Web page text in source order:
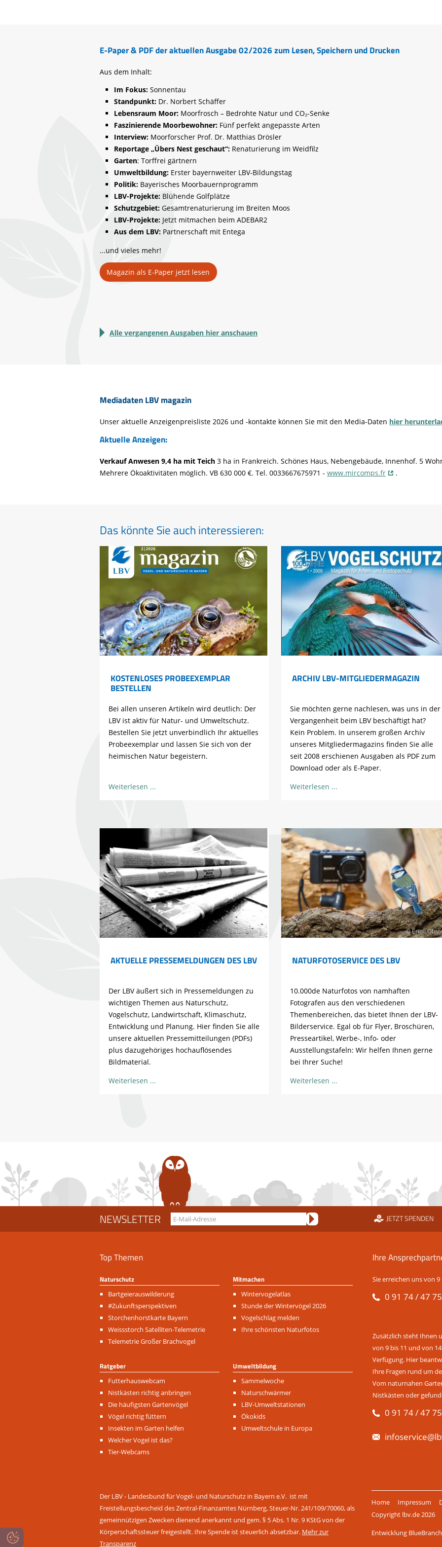
Moorschutz ist Klimaschutz
Jagd in Bayern
Landwirtschaft
Sichere Stromleitungen
Gobibär
E-Paper & PDF der aktuellen Ausgabe 02/2026 zum Lesen, Speichern und Drucken
Aus dem Inhalt:
Im Fokus: Sonnentau
Standpunkt:Dr. Norbert Schäffer
Lebensraum Moor: Moorfrosch – Bedrohte Natur und CO₂-Senke
Faszinierende Moorbewohner: Fünf perfekt angepasste Arten
Interview:Moorforscher Prof. Dr. Matthias Drösler
Reportage „Übers Nest geschaut“: Renaturierung im Weidfilz
Garten: Torffrei gärtnern
Umweltbildung: Erster bayernweiter LBV-Bildungstag
Politik: Bayerisches Moorbauernprogramm
LBV-Projekte: Blühende Golfplätze
Schutzgebiet: Gesamtrenaturierung im Breiten Moos
LBV-Projekte:Jetzt mitmachen beim ADEBAR2
Aus dem LBV:Partnerschaft mit Entega
...und vieles mehr!
Magazin als E-Paper jetzt lesen
Alle vergangenen Ausgaben hier anschauen
Mediadaten LBV magazin
Unser aktuelle Anzeigenpreisliste 2026 und -kontakte können Sie mit den Media-Daten hier
Aktuelle Anzeigen:
Verkauf Anwesen 9,4 ha mit Teich 3 ha in Frankreich. Schönes Haus, Nebengebäude, Innenhof. 5
Mehrere Ökoaktivitäten möglich. VB 630 000 €. Tel. 0033667675971 - www.mircomps.fr .
Das könnte Sie auch interessieren:
KOSTENLOSES PROBEEXEMPLAR
BESTELLEN
Bei allen unseren Artikeln wird deutlich: Der
LBV ist aktiv für Natur- und Umweltschutz.
Bestellen Sie jetzt unverbindlich Ihr aktuelles
Probeexemplar und lassen Sie sich von der
heimischen Natur begeistern.
Weiterlesen
ARCHIV LBV-MITGLIEDERMAGAZIN
Sie möchten gerne nachlesen, was uns in der
Vergangenheit beim LBV beschäftigt hat?
Kein Problem. In unserem großen Archiv
unseres Mitgliedermagazins finden Sie alle
seit 2008 erschienen Ausgaben als PDF zum
Download oder als E-Paper.
Weiterlesen
© Flickr/ Jon S.
AKTUELLE PRESSEMELDUNGEN DES LBV
Der LBV äußert sich in Pressemeldungen zu
wichtigen Themen aus Naturschutz,
Vogelschutz, Landwirtschaft, Klimaschutz,
Entwicklung und Planung. Hier finden Sie alle
unsere aktuellen Pressemitteilungen (PDFs)
plus dazugehöriges hochauflösendes
Bildmaterial.
Weiterlesen
© Erich
NATURFOTOSERVICE DES LBV
10.000de Naturfotos von namhaften
Fotografen aus den verschiedenen
Themenbereichen, das bietet Ihnen der LBV-
Bilderservice. Egal ob für Flyer, Broschüren,
Presseartikel, Werbe-, Info- oder
Ausstellungstafeln: Wir helfen Ihnen gerne
bei Ihrer Suche!
Weiterlesen
NEWSLETTER JETZT SPENDEN
Top Themen
Naturschutz
Navigation
überspringen
Bartgeierauswilderung
#Zukunftsperspektiven
Storchenhorstkarte Bayern
Weissstorch Satelliten-Telemetrie
Telemetrie Großer Brachvogel
Mitmachen
Navigation
überspringen
Wintervogelatlas
Stunde der Wintervögel 2026
Vogelschlag melden
Ihre schönsten Naturfotos
Ratgeber
Navigation
überspringen
Futterhauswebcam
Nistkästen richtig anbringen
Die häufigsten Gartenvögel
Vögel richtig füttern
Insekten im Garten helfen
Welcher Vogel ist das?
Tier-Webcams
Umweltbildung
Navigation
überspringen
Sammelwoche
Naturschwärmer
LBV-Umweltstationen
Ökokids
Umweltschule in Europa
Ihre
Sie erreichen uns von
0 91 74 / 47
Zusätzlich steht Ihnen
von 9 bis 11 und von
Verfügung. Hier
Ihre Fragen rund um
Vom naturnahen
Nistkästen oder
0 91 74 / 47
Der LBV - Landesbund für Vogel- und Naturschutz in Bayern e.V. ist mit
Freistellungsbescheid des Zentral-Finanzamtes Nürnberg, Steuer-Nr. 241/109/70060, als
gemeinnützigen Zwecken dienend anerkannt und gem. § 5 Abs. 1 Nr. 9 KStG von der
Körperschaftssteuer freigestellt. Ihre Spende ist steuerlich absetzbar. Mehr zur
Transparenz
überspringen
Home Impressum
Copyright lbv.de 2026
Entwicklung